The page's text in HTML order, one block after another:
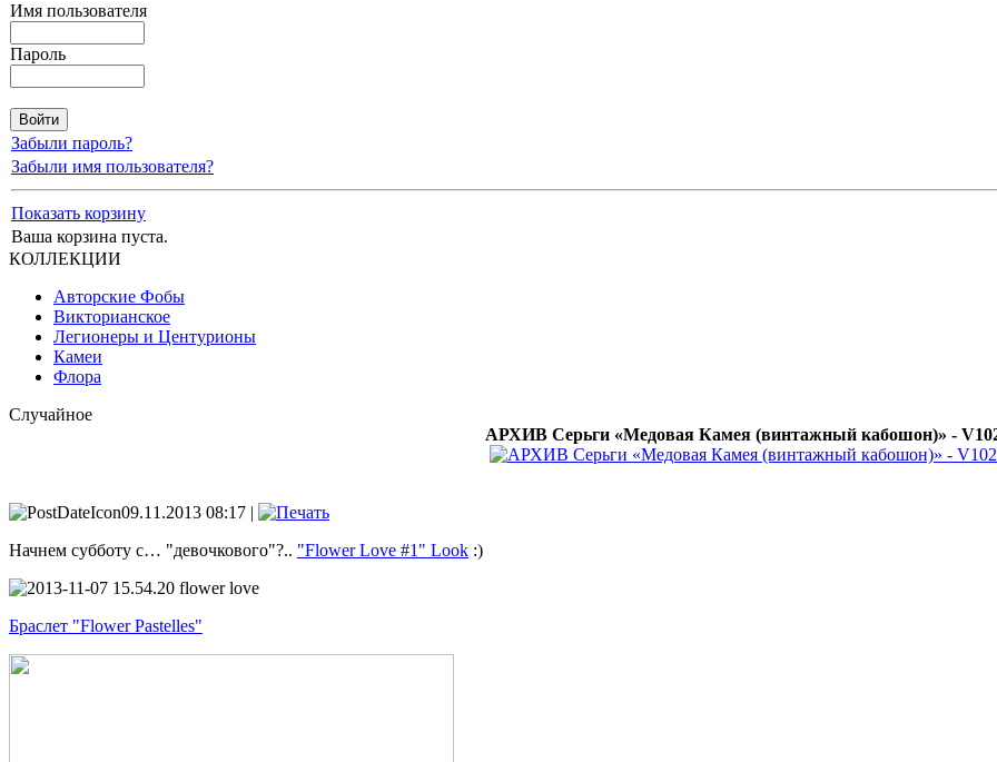
Имя пользователя
Пароль
Забыли пароль?
Забыли имя пользователя?
Показать корзину
Ваша корзина пуста.
КОЛЛЕКЦИИ
Авторские Фобы
Викторианское
Легионеры и Центурионы
Камеи
Флора
Случайное
АРХИВ Серьги «Медовая Камея (винтажный кабошон)» -
09.11.2013 08:17 |
Начнем субботу с… "девочкового"?.. "Flower Love #1" Look :)
Браслет "Flower Pastelles"